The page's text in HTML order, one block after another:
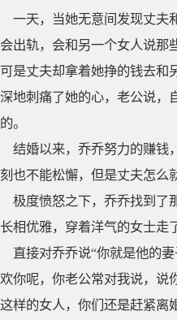
一天，当她无意间发现丈夫
会出轨，会和另一个女人说那
可是丈夫却拿着她挣的钱去和
深地刺痛了她的心，老公说，
的。
结婚以来，乔乔努力的赚钱
刻也不能松懈，但是丈夫怎么
极度愤怒之下，乔乔找到了
长相优雅，穿着洋气的女士走
直接对乔乔说“你就是他的
欢你呢，你老公常对我说，说
这样的女人，你们还是赶紧离